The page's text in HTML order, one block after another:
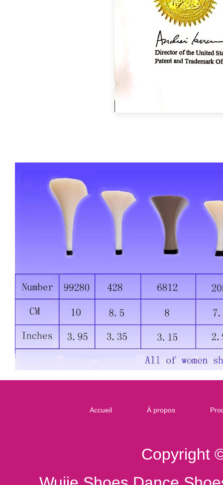
Accueil À propos
Copyright